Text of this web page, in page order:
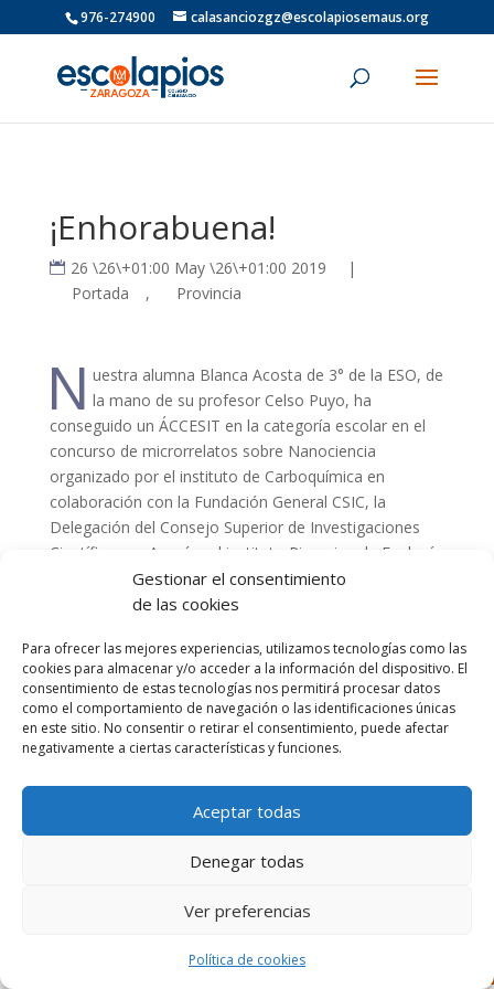
Gestionar el consentimiento
de las cookies
Para ofrecer las mejores experiencias, utilizamos tecnologías como las
cookies para almacenar y/o acceder a la información del dispositivo. El
consentimiento de estas tecnologías nos permitirá procesar datos
como el comportamiento de navegación o las identificaciones únicas
en este sitio. No consentir o retirar el consentimiento, puede afectar
negativamente a ciertas características y funciones.
Aceptar todas
Denegar todas
Ver preferencias
Política de cookies
976-274900 calasanciozgz@escolapiosemaus.org
¡Enhorabuena!
26 \26\+01:00 May \26\+01:00 2019
|
Portada
, Provincia
N uestra alumna Blanca Acosta de 3° de la ESO, de
la mano de su profesor Celso Puyo, ha
conseguido un ÁCCESIT en la categoría escolar en el
concurso de microrrelatos sobre Nanociencia
organizado por el instituto de Carboquímica en
colaboración con la Fundación General CSIC, la
Delegación del Consejo Superior de Investigaciones
Científicas en Aragón, el instituto Pirenaico de Ecología
(IPE) y el instituto de Catálisis y Petroleoquímica dentro
del IV Festival de Nanociencia y Nanotecnología.
hacer! Orgullosos de que nuestros alumnos sigan
brillando🌟
Diseñado por Escuelas Pías Provincia Emaús
Aviso Legal-